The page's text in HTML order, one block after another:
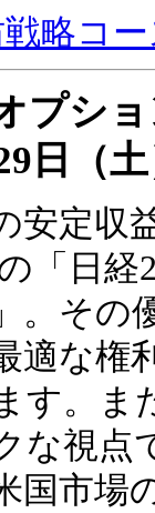
戦略コ
プシ
日（
安定収
「日経
。その
適な権
す。ま
な視点
国市場